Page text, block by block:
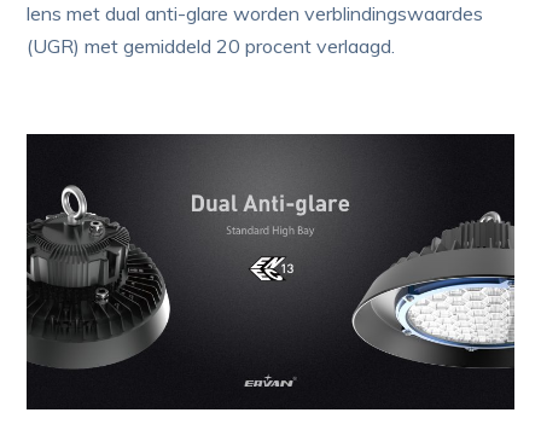
lens met dual anti-glare worden verblindingswaardes
(UGR) met gemiddeld 20 procent verlaagd.